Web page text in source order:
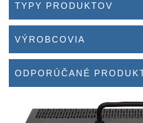
TYPY PRODUKTOV
VÝROBCOVIA
ODPORÚČANÉ